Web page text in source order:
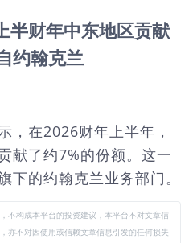
半财年中东地区贡献
约翰克兰
，在2026财年上半年，
献了约7%的份额。这一
下的约翰克兰业务部门。
不构成本平台的投资建议，本平台不对文章信
亦不对因使用或信赖文章信息引发的任何损失